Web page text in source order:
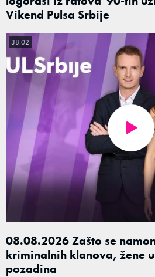
Vikend Pulsa Srbije
08.08.2026 Zašto se
kriminalnih klanova, žene
pozadina
38:02